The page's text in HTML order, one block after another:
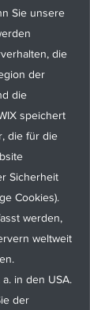
Sie unsere
die
der
die
speichert
die für die
Sicherheit
Cookies).
werden,
weltweit
in den USA.
der